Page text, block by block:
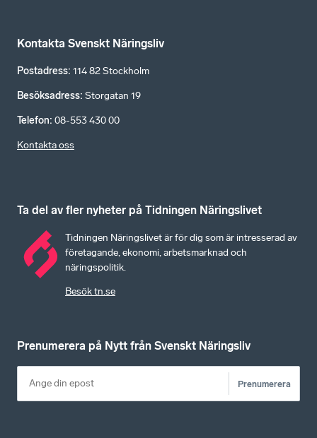
Kontakta Svenskt Näringsliv
Postadress: 114 82 Stockholm
Besöksadress: Storgatan 19
Telefon: 08-553 430 00
Kontakta oss
Ta del av fler nyheter på Tidningen Näringslivet
Tidningen Näringslivet är för dig som är intresserad av
företagande, ekonomi, arbetsmarknad och
näringspolitik.
Besök tn.se
Prenumerera på Nytt från Svenskt Näringsliv
Prenumerera